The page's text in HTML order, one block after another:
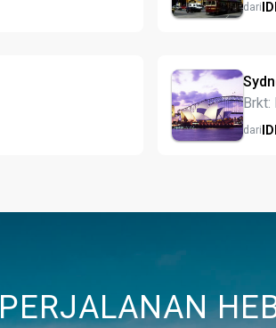
dari
Brkt:
dari
PERJALANAN